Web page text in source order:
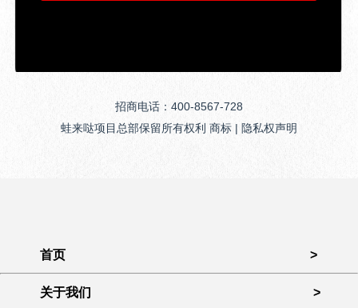
招商电话：400-8567-728
蛙来哒项目总部保留所有权利 商标 | 隐私权声明
首页 >
关于我们 >